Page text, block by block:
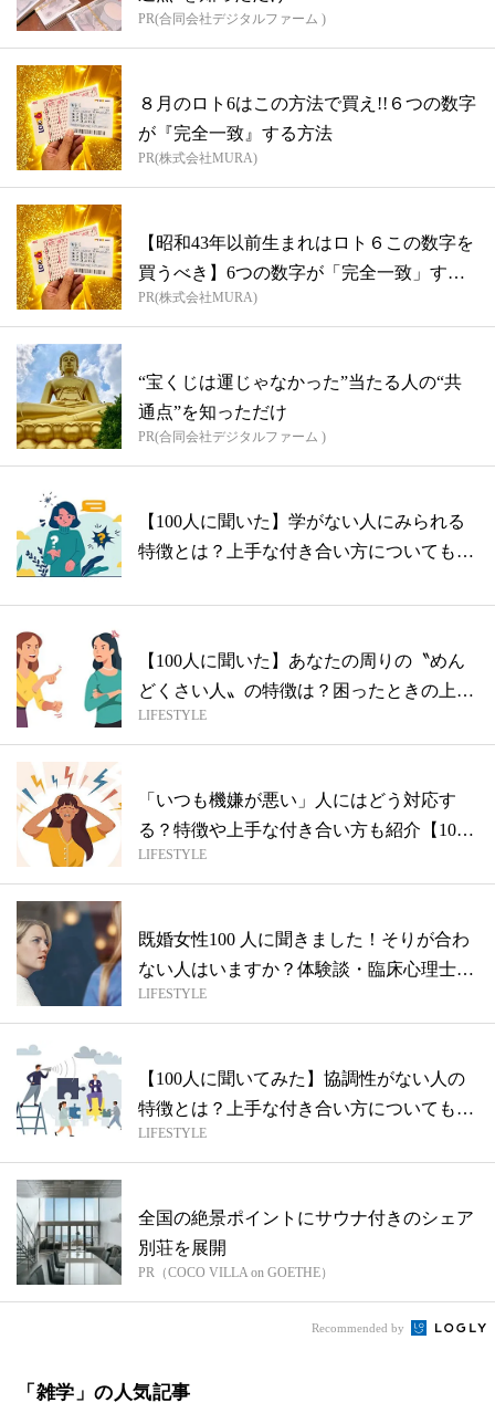
PR(合同会社デジタルファーム )
８月のロト6はこの方法で買え!!６つの数字
が『完全一致』する方法
PR(株式会社MURA)
【昭和43年以前生まれはロト６この数字を
買うべき】6つの数字が「完全一致」する
方...
PR(株式会社MURA)
“宝くじは運じゃなかった”当たる人の“共
通点”を知っただけ
PR(合同会社デジタルファーム )
【100人に聞いた】学がない人にみられる
特徴とは？上手な付き合い方についても紹
【100人に聞いた】あなたの周りの〝めん
どくさい人〟の特徴は？困ったときの上手
な...
LIFESTYLE
「いつも機嫌が悪い」人にはどう対応す
る？特徴や上手な付き合い方も紹介【100
人ア...
LIFESTYLE
既婚女性100 人に聞きました！そりが合わ
ない人はいますか？体験談・臨床心理士
に...
LIFESTYLE
【100人に聞いてみた】協調性がない人の
特徴とは？上手な付き合い方についても解
説
LIFESTYLE
全国の絶景ポイントにサウナ付きのシェア
別荘を展開
PR（COCO VILLA on GOETHE）
Recommended by
「雑学」の人気記事